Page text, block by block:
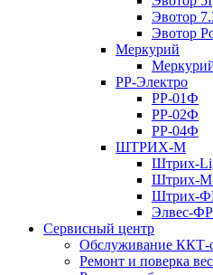
Эвотор
Эвотор
Меркурий
РР-Электро
РР-01Ф
РР-02Ф
РР-04Ф
ШТРИХ-М
Штрих-
Штрих-
Штрих-
Элвес-
Сервисный центр
Обслуживание ККТ-
Ремонт и поверка